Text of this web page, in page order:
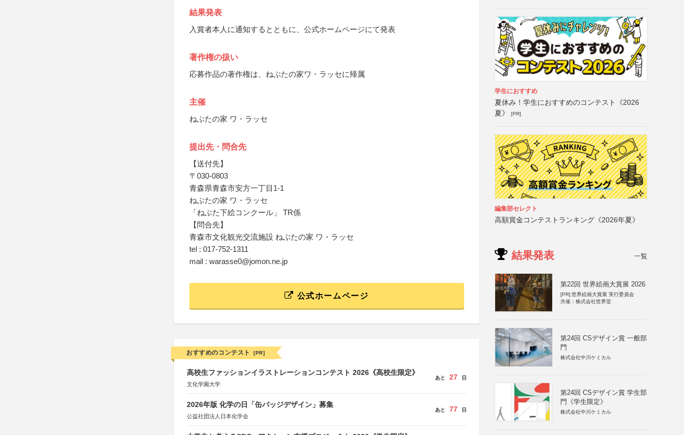
結果発表
入賞者本人に通知するとともに、公式ホームページにて発表
著作権の扱い
応募作品の著作権は、ねぶたの家ワ・ラッセに帰属
主催
ねぶたの家 ワ・ラッセ
提出先・問合先
【送付先】
〒030-0803
青森県青森市安方一丁目1-1
ねぶたの家 ワ・ラッセ
「ねぶた下絵コンクール」 TR係
【問合先】
青森市文化観光交流施設 ねぶたの家 ワ・ラッセ
tel : 017-752-1311
mail : warasse0@jomon.ne.jp
公式ホームページ
おすすめのコンテスト [PR]
高校生ファッションイラストレーションコンテスト 2026《高校生限定》
文化学園大学
あと 27 日
2026年版 化学の日「缶バッジデザイン」募集
公益社団法人日本化学会
あと 77 日
学生におすすめ
夏休み！学生におすすめのコンテスト《2026
夏》
[PR]
編集部セレクト
高額賞金コンテストランキング《2026年夏》
結果発表 一覧
第22回 世界絵画大賞展 2026
[PR] 世界絵画大賞展 実行委員会
共催：株式会社世界堂
第24回 CSデザイン賞 一般部
門
株式会社中川ケミカル
第24回 CSデザイン賞 学生部
門《学生限定》
株式会社中川ケミカル